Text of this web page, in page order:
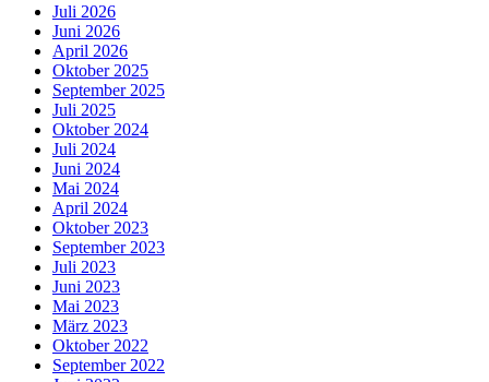
Juli 2026
Juni 2026
April 2026
Oktober 2025
September 2025
Juli 2025
Oktober 2024
Juli 2024
Juni 2024
Mai 2024
April 2024
Oktober 2023
September 2023
Juli 2023
Juni 2023
Mai 2023
März 2023
Oktober 2022
September 2022